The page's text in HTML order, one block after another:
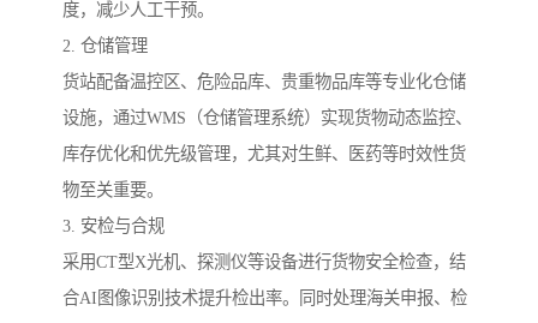
度，减少人工干预。
2. 仓储管理
货站配备温控区、危险品库、贵重物品库等专业化仓储
设施，通过WMS（仓储管理系统）实现货物动态监控、
库存优化和优先级管理，尤其对生鲜、医药等时效性货
物至关重要。
3. 安检与合规
采用CT型X光机、探测仪等设备进行货物安全检查，结
合AI图像识别技术提升检出率。同时处理海关申报、检